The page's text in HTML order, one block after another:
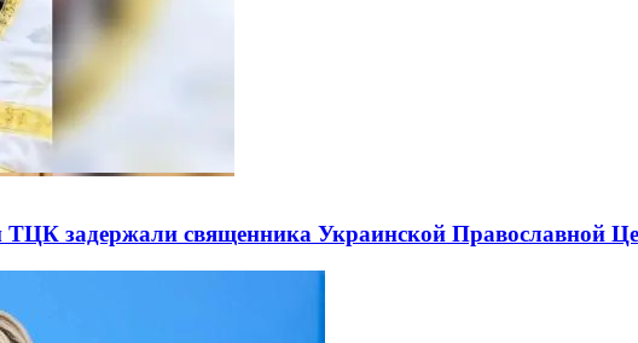
задержали священника Украинской Православной